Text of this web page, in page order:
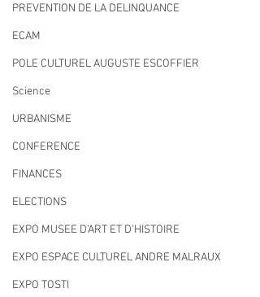
PREVENTION DE LA DELINQUANCE
ECAM
POLE CULTUREL AUGUSTE ESCOFFIER
Science
URBANISME
CONFERENCE
FINANCES
ELECTIONS
EXPO MUSEE D'ART ET D'HISTOIRE
EXPO ESPACE CULTUREL ANDRE MALRAUX
EXPO TOSTI